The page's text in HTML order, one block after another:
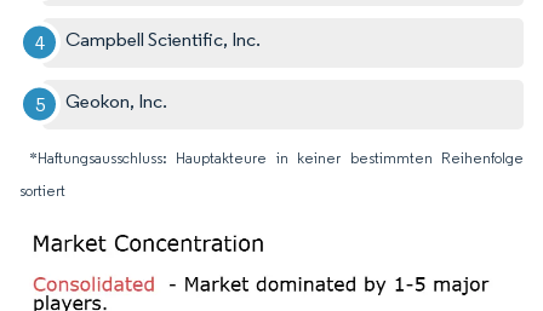
Campbell Scientific, Inc.
Geokon, Inc.
*Haftungsausschluss: Hauptakteure in keiner bestimmten Reihenfolge
sortiert